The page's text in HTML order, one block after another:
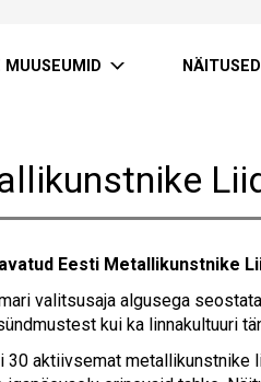
MUUSEUMID NÄITUSED
Eesti Metallikunstnike
valitsusaja algusega
kui ka linnakultuuri
aktiivsemat metallikunstnike